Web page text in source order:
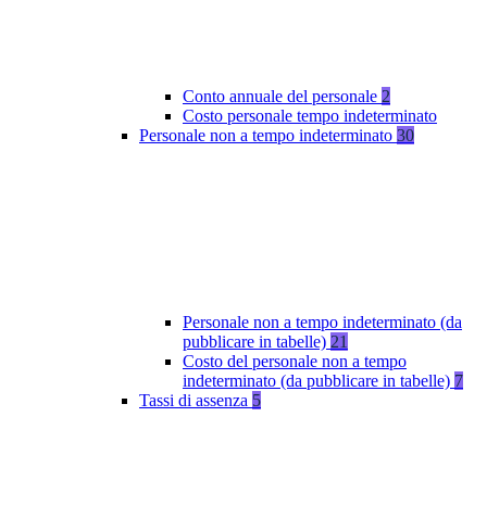
Conto annuale del personale 2
Costo personale tempo indeterminato
Personale non a tempo indeterminato 30
Personale non a tempo indeterminato (da
pubblicare in tabelle) 21
Costo del personale non a tempo
indeterminato (da pubblicare in tabelle) 7
Tassi di assenza 5